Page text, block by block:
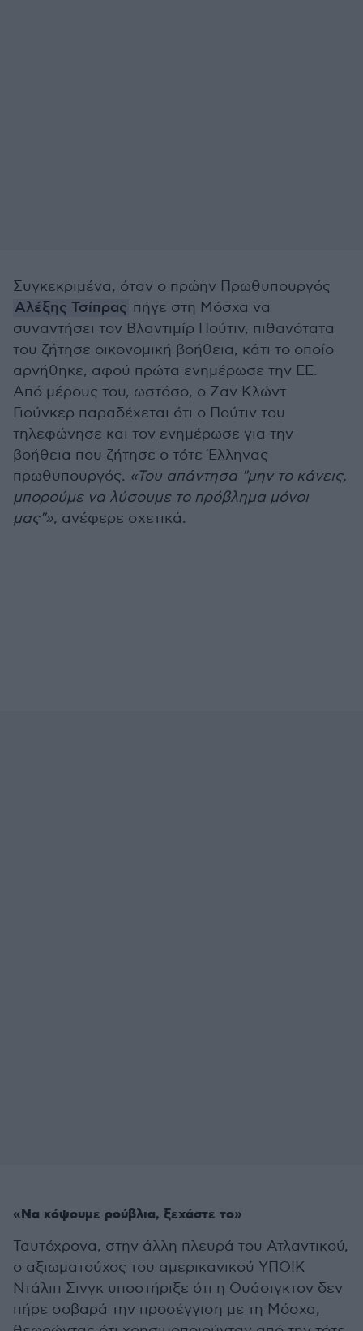
Συγκεκριμένα, όταν ο πρώην Πρωθυπουργός
Αλέξης Τσίπρας πήγε στη Μόσχα να
συναντήσει τον Βλαντιμίρ Πούτιν, πιθανότατα
του ζήτησε οικονομική βοήθεια, κάτι το οποίο
αρνήθηκε, αφού πρώτα ενημέρωσε την ΕΕ.
Από μέρους του, ωστόσο, ο Ζαν Κλώντ
Γιούνκερ παραδέχεται ότι ο Πούτιν του
τηλεφώνησε και τον ενημέρωσε για την
βοήθεια που ζήτησε ο τότε Έλληνας
πρωθυπουργός. «Του απάντησα "μην το κάνεις,
μπορούμε να λύσουμε το πρόβλημα μόνοι
μας"», ανέφερε σχετικά.
«Να κόψουμε ρούβλια, ξεχάστε το»
Ταυτόχρονα, στην άλλη πλευρά του Ατλαντικού,
ο αξιωματούχος του αμερικανικού ΥΠΟΙΚ
Ντάλιπ Σινγκ υποστήριξε ότι η Ουάσιγκτον δεν
πήρε σοβαρά την προσέγγιση με τη Μόσχα,